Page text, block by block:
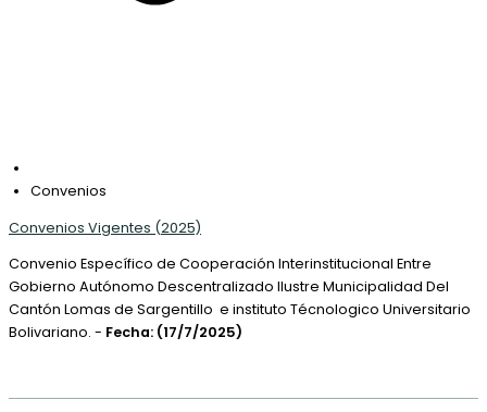
Convenios
Convenios Vigentes (2025)
Convenio Específico de Cooperación Interinstitucional Entre
Gobierno Autónomo Descentralizado Ilustre Municipalidad Del
Cantón Lomas de Sargentillo e instituto Técnologico Universitario
Bolivariano. - Fecha: (17/7/2025)